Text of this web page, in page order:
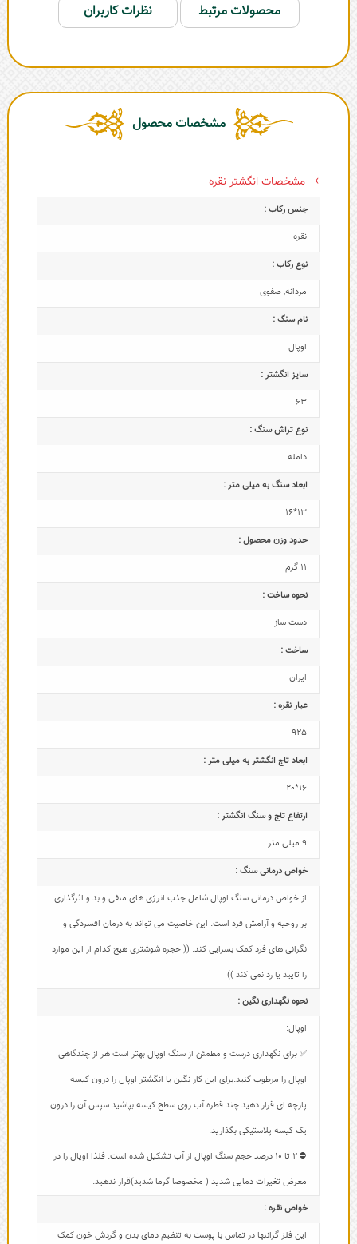
محصولات مرتبط
نظرات کاربران
مشخصات محصول
مشخصات انگشتر نقره
جنس رکاب :
نقره
نوع رکاب :
مردانه,صفوی
نام سنگ :
اوپال
سایز انگشتر :
63
نوع تراش سنگ :
دامله
ابعاد سنگ به میلی متر :
13*16
حدود وزن محصول :
11 گرم
نحوه ساخت :
دست ساز
ساخت :
ایران
عیار نقره :
925
ابعاد تاج‌ انگشتر به میلی متر :
16*20
ارتفاع تاج و سنگ انگشتر :
9 میلی متر
خواص درمانی سنگ :
از خواص درمانی سنگ اوپال شامل جذب انرژی های منفی و بد و اثرگذاری
بر روحیه و آرامش فرد است. این خاصیت می تواند به درمان افسردگی و
نگرانی های فرد کمک بسزایی کند. (( حجره شوشتری هیچ کدام از این موارد
را تایید یا رد نمی کند ))
نحوه نگهداری نگین :
اوپال:
✅ برای نگهداری درست و مطمئن از سنگ اوپال بهتر است هر از چندگاهی
اوپال را مرطوب کنید.برای این کار نگین یا انگشتر اوپال را درون کیسه
پارچه ای قرار دهید.چند قطره آب روی سطح کیسه بپاشید.سپس آن را درون
یک کیسه پلاستیکی بگذارید.
⛔ 2 تا 10 درصد حجم سنگ اوپال از آب تشکیل شده است. فلذا اوپال را در
معرض تغیرات دمایی شدید ( مخصوصا گرما شدید)قرار ندهید.
خواص نقره :
این فلز گرانبها در تماس با پوست به تنظیم دمای بدن و گردش خون کمک